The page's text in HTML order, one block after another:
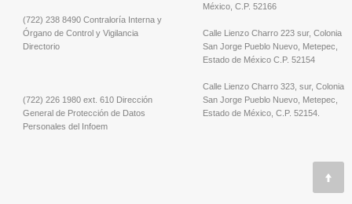
(722) 238 8490 Contraloría Interna y
Órgano de Control y Vigilancia
Directorio
(722) 226 1980 ext. 610 Dirección
General de Protección de Datos
Personales del Infoem
México, C.P. 52166
Calle Lienzo Charro 223 sur, Colonia
San Jorge Pueblo Nuevo, Metepec,
Estado de México C.P. 52154
Calle Lienzo Charro 323, sur, Colonia
San Jorge Pueblo Nuevo, Metepec,
Estado de México, C.P. 52154.